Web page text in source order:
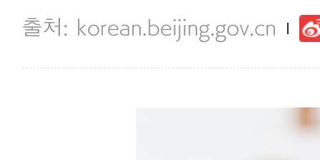
korean.beijing.gov.cn